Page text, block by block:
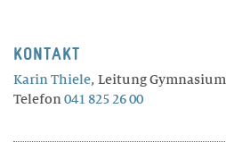
Infrastruktur
Zertifikate
KONTAKT
Karin Thiele, Leitung Gymnasium
Telefon 041 825 26 00